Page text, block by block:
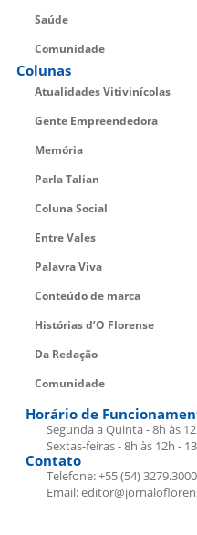
Saúde
Comunidade
Colunas
Atualidades Vitivinícolas
Gente Empreendedora
Memória
Parla Talian
Coluna Social
Entre Vales
Palavra Viva
Conteúdo de marca
Histórias d’O Florense
Da Redação
Comunidade
Horário de
Segunda a Quinta - 8h às
Sextas-feiras - 8h às 12h -
Contato
Telefone: +55 (54) 3279.3000
Email: